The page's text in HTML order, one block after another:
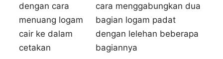
dengan cara
menuang logam
cair ke dalam
cetakan
cara menggabungkan dua
bagian logam padat
dengan lelehan beberapa
bagiannya